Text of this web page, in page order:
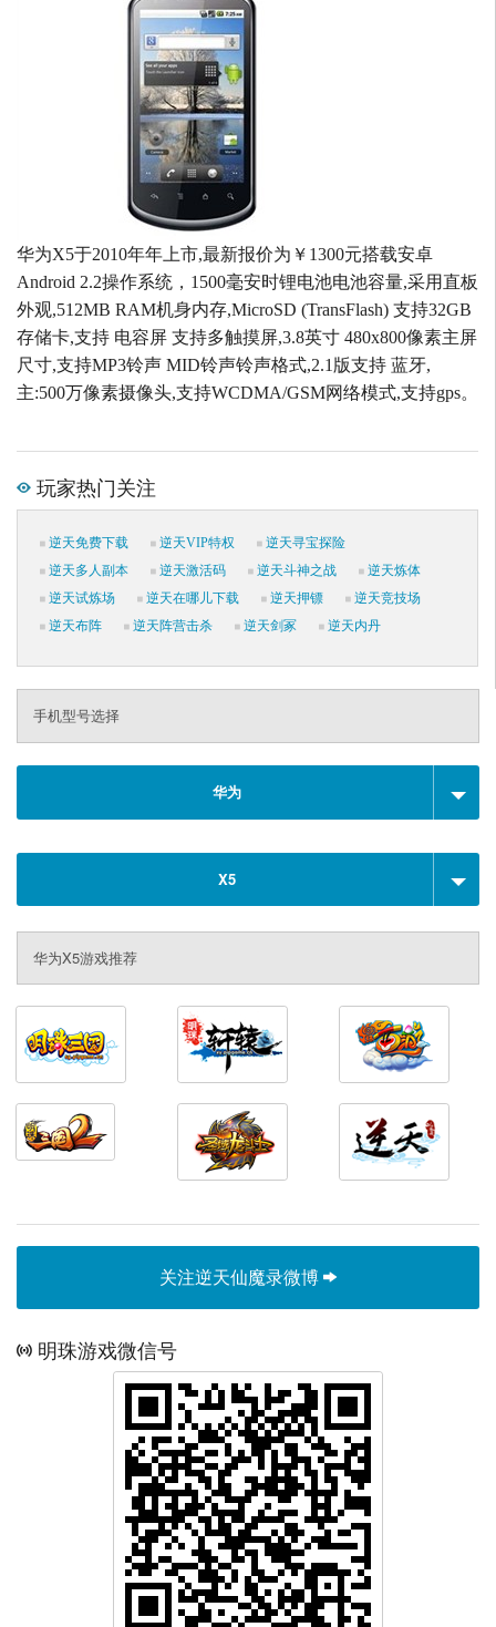
华为X5于2010年年上市,最新报价为￥1300元搭载安卓
Android 2.2操作系统，1500毫安时锂电池电池容量,采用直板
外观,512MB RAM机身内存,MicroSD (TransFlash) 支持32GB
存储卡,支持 电容屏 支持多触摸屏,3.8英寸 480x800像素主屏
尺寸,支持MP3铃声 MID铃声铃声格式,2.1版支持 蓝牙,
主:500万像素摄像头,支持WCDMA/GSM网络模式,支持gps。
玩家热门关注
逆天免费下载 逆天VIP特权
逆天寻宝探险
逆天多人副本
逆天激活码 逆天斗神之战
逆天炼体
逆天试炼场
逆天在哪儿下载 逆天押镖
逆天竞技场
逆天布阵
逆天阵营击杀 逆天剑冢 逆天内丹
手机型号选择
华为
X5
华为X5游戏推荐
关注逆天仙魔录微博
明珠游戏微信号